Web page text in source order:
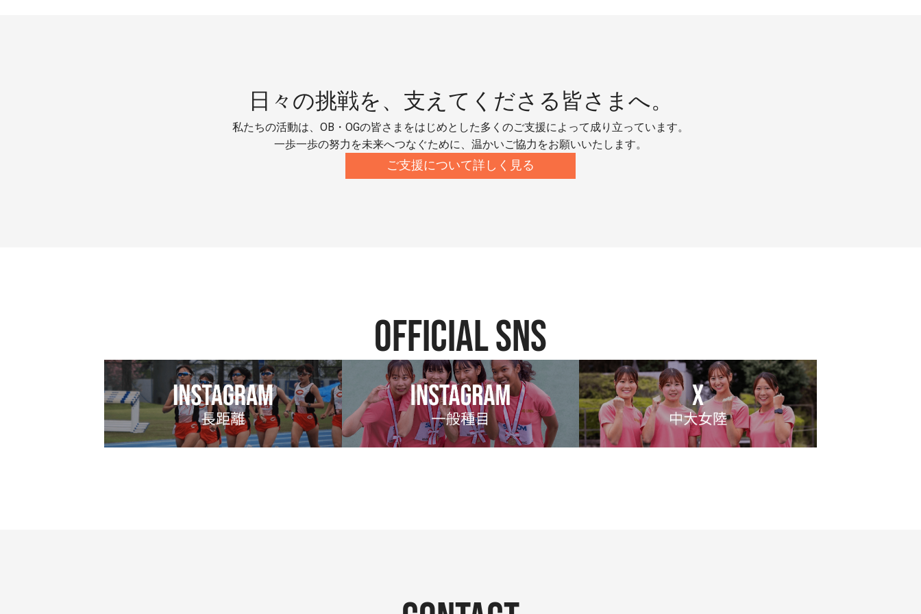
日々の挑戦を、 支えてくださる皆さまへ。
私たちの活動は、OB・OGの皆さまをはじめとした多くのご支援によって成り立っています。
一歩一歩の努力を未来へつなぐために、温かいご協力をお願いいたします。
ご支援について詳しく見る
official SNS